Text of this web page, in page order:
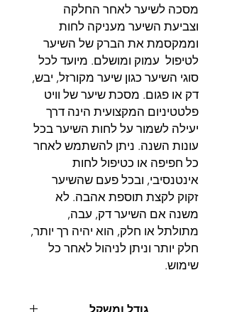
מסכה לשיער לאחר החלקה
וצביעת השיער מעניקה לחות
וממקסמת את הברק של השיער
לטיפול עמוק ומושלם. מיועד לכל
סוגי השיער כגון שיער מקורזל, יבש,
דק או פגום. מסכת שיער של וויט
פלטטיניום המקצועית הינה דרך
יעילה לשמור על לחות השיער בכל
עונות השנה. ניתן להשתמש לאחר
כל חפיפה או כטיפול לחות
אינטנסיבי, ובכל פעם שהשיער
זקוק לקצת תוספת אהבה. לא
משנה אם השיער דק, עבה,
מתולתל או חלק, הוא יהיה רך יותר,
חלק יותר וניתן לניהול לאחר כל
שימוש.